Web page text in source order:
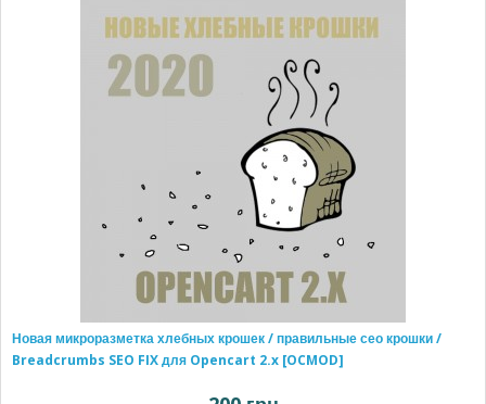
Новая микроразметка хлебных крошек / правильные сео крошки /
Breadcrumbs SEO FIX для Opencart 2.x [OCMOD]